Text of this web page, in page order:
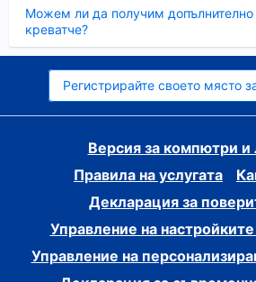
Можем ли да получим допълнително
креватче?
Регистрирайте своето място
Версия за компютри и
Правила на услугата
Декларация за
Управление на
Управление на